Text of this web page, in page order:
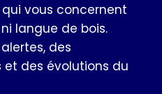
vous concernent
langue de bois.
des
des évolutions du